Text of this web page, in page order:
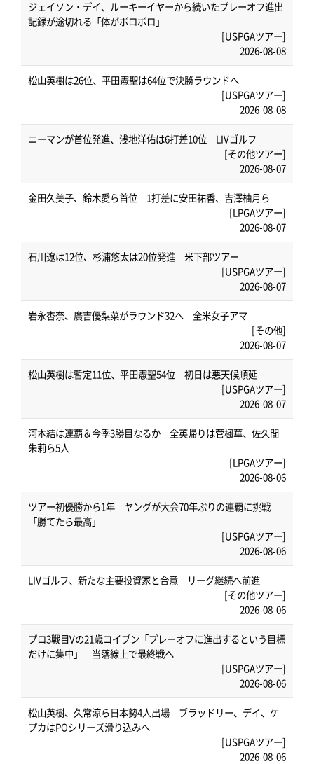
ジェイソン・デイ、ルーキーイヤーから続いたプレーオフ進出
記録が途切れる「体がボロボロ」
[USPGAツアー]
2026-08-08
松山英樹は26位、平田憲聖は64位で決勝ラウンドへ
[USPGAツアー]
2026-08-08
ニーマンが首位発進、浅地洋佑は6打差10位 LIVゴルフ
[その他ツアー]
2026-08-07
金田久美子、鈴木愛ら首位 1打差に安田祐香、吉澤柚月ら
[LPGAツアー]
2026-08-07
石川遼は12位、杉浦悠太は20位発進 米下部ツアー
[USPGAツアー]
2026-08-07
岩永杏奈、廣吉優梨菜がラウンド32へ 全米女子アマ
[その他]
2026-08-07
松山英樹は暫定11位、平田憲聖54位 初日は悪天候順延
[USPGAツアー]
2026-08-07
河本結は連覇＆今季3勝目なるか 全英帰りは菅楓華、佐久間
朱莉ら5人
[LPGAツアー]
2026-08-06
ツアー初優勝から1年 ヤングが大会70年ぶりの連覇に挑戦
「勝てたら最高」
[USPGAツアー]
2026-08-06
LIVゴルフ、新たな主要投資家と合意 リーグ継続へ前進
[その他ツアー]
2026-08-06
プロ3戦目Vの21歳コイブン「プレーオフに進出するという目標
だけに集中」 当落線上で最終戦へ
[USPGAツアー]
2026-08-06
松山英樹、久常涼ら日本勢4人出場 ブラッドリー、デイ、ケ
プカはPOシリーズ滑り込みへ
[USPGAツアー]
2026-08-06